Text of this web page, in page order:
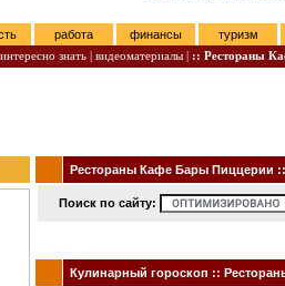
работа финансы
туризм
интересно знать | видеоматериалы | :: Рестораны
Рестораны Кафе Бары Пиццерии ::
Поиск по сайту:
Кулинарный гороскоп ::